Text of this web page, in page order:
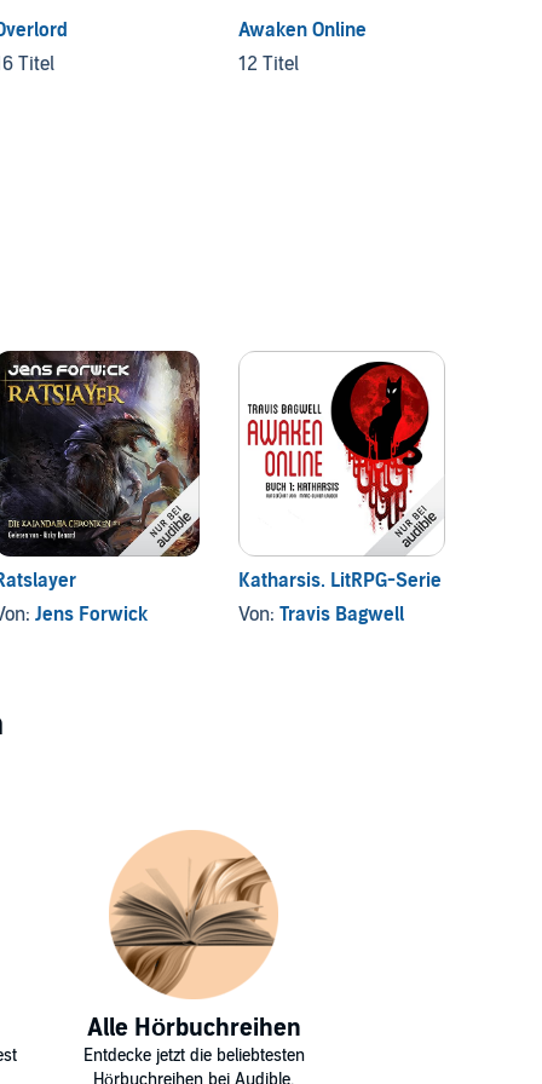
Titel
Awaken Online
12 Titel
Jens Forwick
Katharsis. LitRPG-Serie
Von:Travis Bagwell
Alle Hörbuchreihen
Entdecke jetzt die beliebtesten